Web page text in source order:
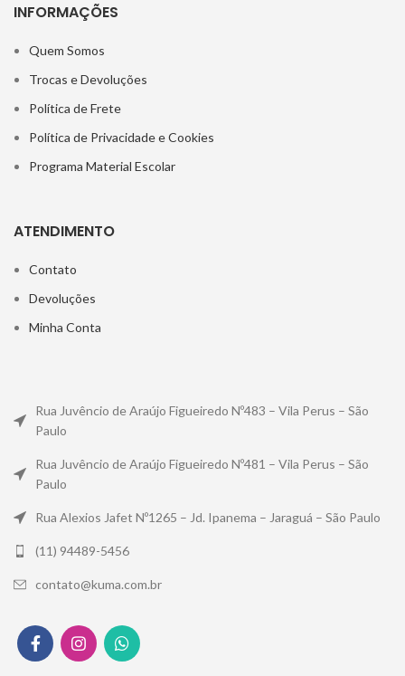
INFORMAÇÕES
Quem Somos
Trocas e Devoluções
Política de Frete
Política de Privacidade e Cookies
Programa Material Escolar
ATENDIMENTO
Contato
Devoluções
Minha Conta
Rua Juvêncio de Araújo Figueiredo Nº483 – Vila Perus – São
Paulo
Rua Juvêncio de Araújo Figueiredo Nº481 – Vila Perus – São
Paulo
Rua Alexios Jafet Nº1265 – Jd. Ipanema – Jaraguá – São Paulo
(11) 94489-5456
contato@kuma.com.br